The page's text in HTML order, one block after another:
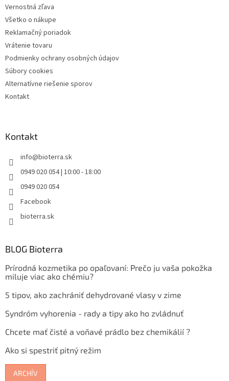
Vernostná zľava
Všetko o nákupe
Reklamačný poriadok
Vrátenie tovaru
Podmienky ochrany osobných údajov
Súbory cookies
Alternatívne riešenie sporov
Kontakt
Kontakt
info@bioterra.sk
0949 020 054 | 10:00 - 18:00
0949 020 054
Facebook
bioterra.sk
BLOG Bioterra
Prírodná kozmetika po opaľovaní: Prečo ju vaša pokožka
miluje viac ako chémiu?
5 tipov, ako zachrániť dehydrované vlasy v zime
Syndróm vyhorenia - rady a tipy ako ho zvládnuť
Chcete mať čisté a voňavé prádlo bez chemikálií ?
Ako si spestriť pitný režim
ARCHÍV